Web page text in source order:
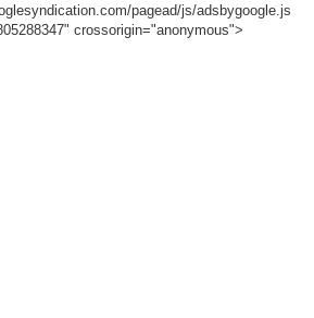
pagead/js/adsbygoogle.js
crossorigin="anonymous">